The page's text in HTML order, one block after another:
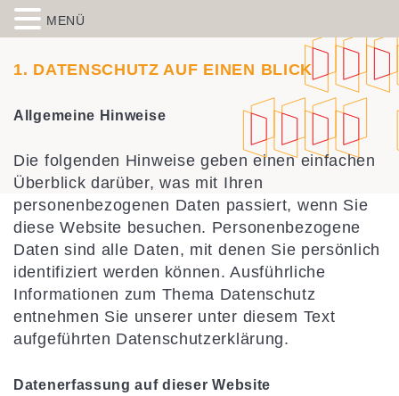
Spiegelbild – Politische Bildung
aus Wiesbaden
historisch-politische Bildungsarbeit in der Migrationsgesellschaft
1. DATENSCHUTZ AUF EINEN BLICK
Allgemeine Hinweise
Die folgenden Hinweise geben einen einfachen
Überblick darüber, was mit Ihren
personenbezogenen Daten passiert, wenn Sie
diese Website besuchen. Personenbezogene
Daten sind alle Daten, mit denen Sie persönlich
identifiziert werden können. Ausführliche
Informationen zum Thema Datenschutz
entnehmen Sie unserer unter diesem Text
aufgeführten Datenschutzerklärung.
Datenerfassung auf dieser Website
MENÜ